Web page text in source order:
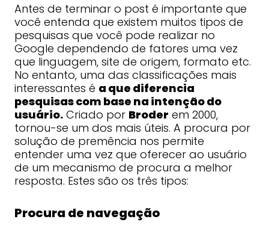
Antes de terminar o post é importante que
você entenda que existem muitos tipos de
pesquisas que você pode realizar no
Google dependendo de fatores uma vez
que linguagem, site de origem, formato etc.
No entanto, uma das classificações mais
interessantes é a que diferencia
pesquisas com base na intenção do
usuário.Criado por Broder em 2000,
tornou-se um dos mais úteis. A procura por
solução de premência nos permite
entender uma vez que oferecer ao usuário
de um mecanismo de procura a melhor
resposta. Estes são os três tipos:
Procura de navegação